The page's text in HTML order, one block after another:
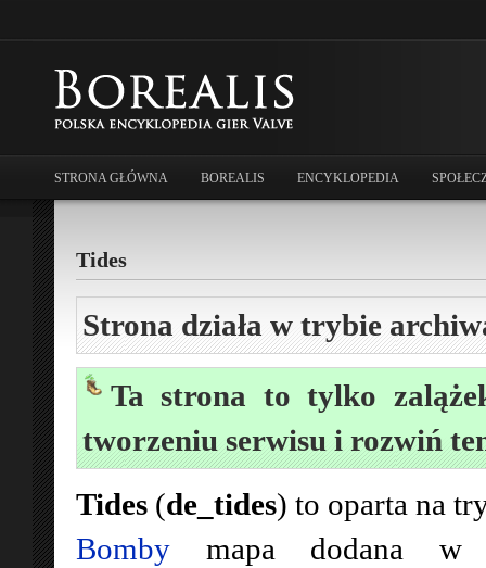
STRONA GŁÓWNA BOREALIS ENCYKLOPEDIA
Tides
Strona działa w trybie
Ta strona to tylko
tworzeniu serwisu i rozwiń
Tides (de_tides) to oparta na
Bomby mapa dodana